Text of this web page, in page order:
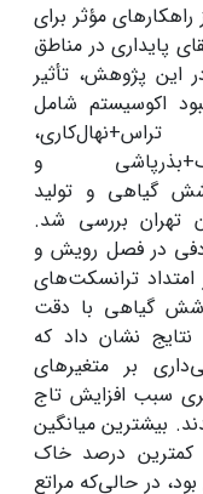
مؤثر برای
پایداری در مناطق
پژوهش، تأثیر
اکوسیستم شامل
و
گیاهی و تولید
تهران بررسی شد.
در فصل رویش و
۴ مترمربعی در امتداد ترانسکت‌های
گیاهی با دقت
نشان داد که
بر متغیرهای
سبب افزایش تاج
بیشترین میانگین
97 درصد) و کمترین درصد خاک
بود، در حالی‌که مراتع